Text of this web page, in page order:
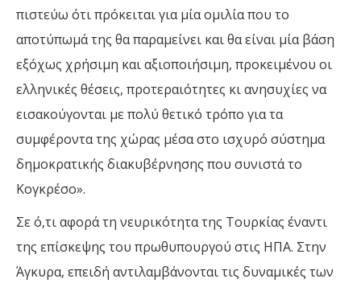
πιστεύω ότι πρόκειται για μία ομιλία που το
αποτύπωμά της θα παραμείνει και θα είναι μία βάση
εξόχως χρήσιμη και αξιοποιήσιμη, προκειμένου οι
ελληνικές θέσεις, προτεραιότητες κι ανησυχίες να
εισακούγονται με πολύ θετικό τρόπο για τα
συμφέροντα της χώρας μέσα στο ισχυρό σύστημα
δημοκρατικής διακυβέρνησης που συνιστά το
Κογκρέσο».
Σε ό,τι αφορά τη νευρικότητα της Τουρκίας έναντι
της επίσκεψης του πρωθυπουργού στις ΗΠΑ. Στην
Άγκυρα, επειδή αντιλαμβάνονται τις δυναμικές των